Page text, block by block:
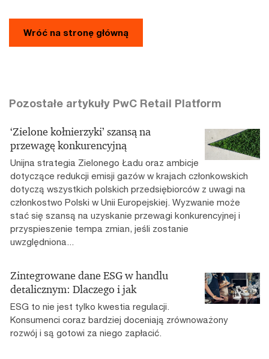
Wróć na stronę główną
Pozostałe artykuły PwC Retail Platform
‘Zielone kołnierzyki’ szansą na
przewagę konkurencyjną
Unijna strategia Zielonego Ładu oraz ambicje
dotyczące redukcji emisji gazów w krajach członkowskich
dotyczą wszystkich polskich przedsiębiorców z uwagi na
członkostwo Polski w Unii Europejskiej. Wyzwanie może
stać się szansą na uzyskanie przewagi konkurencyjnej i
przyspieszenie tempa zmian, jeśli zostanie
uwzględniona...
Zintegrowane dane ESG w handlu
detalicznym: Dlaczego i jak
ESG to nie jest tylko kwestia regulacji.
Konsumenci coraz bardziej doceniają zrównoważony
rozwój i są gotowi za niego zapłacić.